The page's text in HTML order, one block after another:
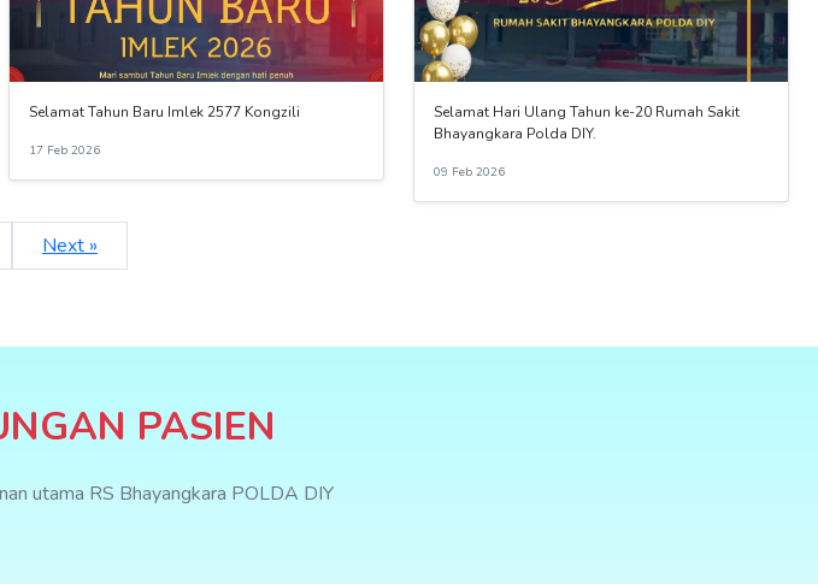
Selamat Tahun Baru Imlek 2577 Kongzili
17 Feb 2026
Selamat Hari Ulang Tahun ke-20 Rumah Sakit
Bhayangkara Polda DIY.
09 Feb 2026
Next »
PASIEN
utama RS Bhayangkara POLDA DIY